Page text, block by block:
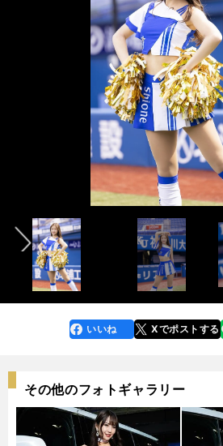
インタビュー記事&メンバー紹介ムービー＞＞
photo by Tatematsu Naozumi
インタビュー記事&メンバー紹介ムービー＞＞
photo by Tatematsu Naozumi
faceboo
k
いいね Xでポストする
line
その他のフォトギャラリー